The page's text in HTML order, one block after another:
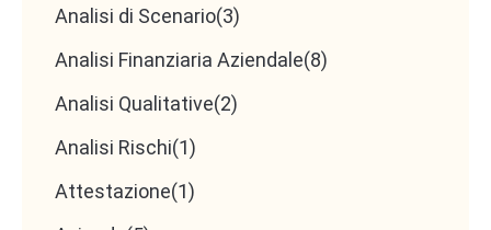
Analisi di Scenario(3)
Analisi Finanziaria Aziendale(8)
Analisi Qualitative(2)
Analisi Rischi(1)
Attestazione(1)